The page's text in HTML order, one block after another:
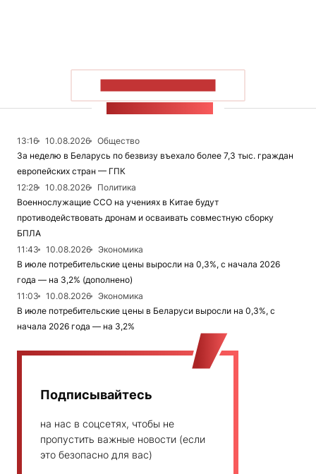
13:16 10.08.2026
Общество
За неделю в Беларусь по безвизу въехало более 7,3 тыс. граждан
европейских стран — ГПК
12:28
10.08.2026
Политика
Военнослужащие ССО на учениях в Китае будут
противодействовать дронам и осваивать совместную сборку
БПЛА
11:43
10.08.2026
Экономика
В июле потребительские цены выросли на 0,3%, с начала 2026
года — на 3,2% (дополнено)
11:03
10.08.2026
Экономика
В июле потребительские цены в Беларуси выросли на 0,3%, с
начала 2026 года — на 3,2%
Подписывайтесь
на нас в соцсетях, чтобы не
пропустить важные новости (если
это безопасно для вас)